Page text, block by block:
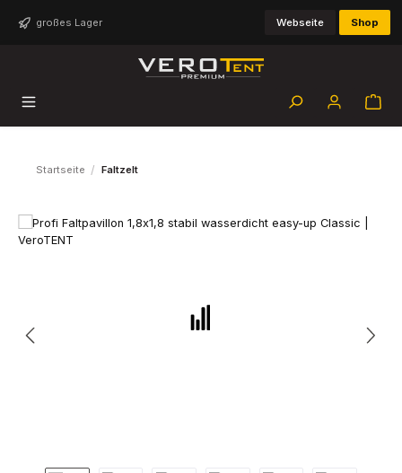
Zum Hauptinhalt springen
großes Lager Webseite Shop
Startseite / Faltzelt
Bildergalerie überspringen